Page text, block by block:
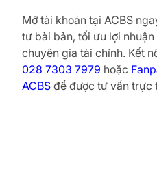
Mở tài khoản tại ACBS
tư bài bản, tối ưu lợi
chuyên gia tài chính. Kết
028 7303 7979 hoặc
ACBS để được tư vấn trực